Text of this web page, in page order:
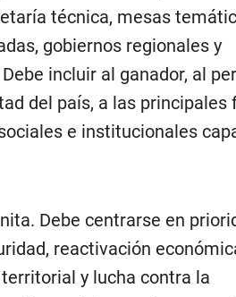
técnica, mesas
gobiernos regionales y
incluir al ganador, al
del país, a las principales
e institucionales
Debe centrarse en
reactivación
y lucha contra la